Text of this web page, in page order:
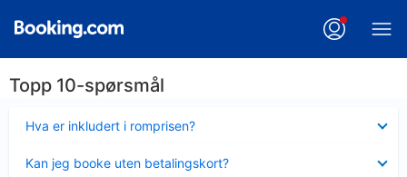
Topp 10-spørsmål
Hva er inkludert i romprisen?
mindre
Kan jeg booke uten betalingskort?
mindre